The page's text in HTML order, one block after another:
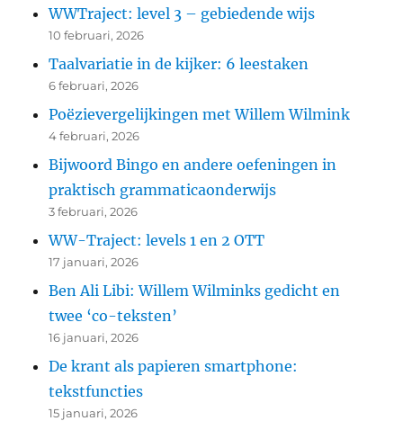
WWTraject: level 3 – gebiedende wijs
10 februari, 2026
Taalvariatie in de kijker: 6 leestaken
6 februari, 2026
Poëzievergelijkingen met Willem Wilmink
4 februari, 2026
Bijwoord Bingo en andere oefeningen in
praktisch grammaticaonderwijs
3 februari, 2026
WW-Traject: levels 1 en 2 OTT
17 januari, 2026
Ben Ali Libi: Willem Wilminks gedicht en
twee ‘co-teksten’
16 januari, 2026
De krant als papieren smartphone:
tekstfuncties
15 januari, 2026